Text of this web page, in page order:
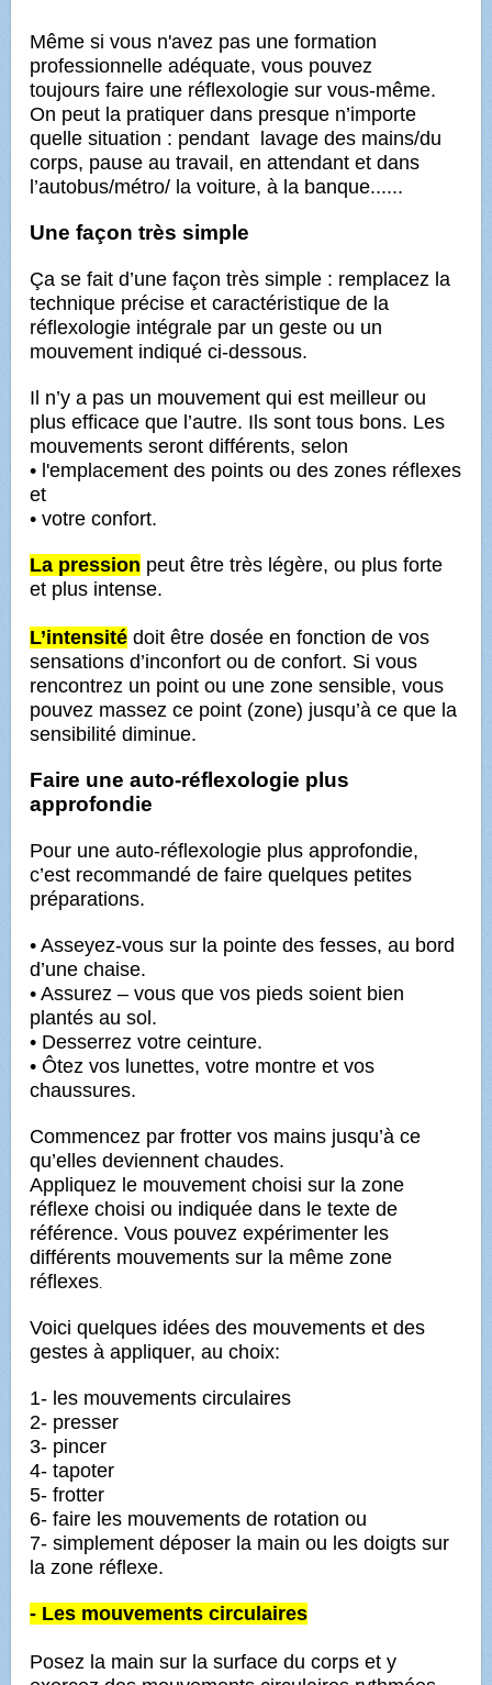
Même si vous n'avez pas une formation
professionnelle adéquate, vous pouvez
toujours faire une réflexologie sur vous-même.
On peut la pratiquer dans presque n’importe
quelle situation : pendant lavage des mains/du
corps, pause au travail, en attendant et dans
l’autobus/métro/ la voiture, à la banque......
Une façon très simple
Ça se fait d’une façon très simple : remplacez la
technique précise et caractéristique de la
réflexologie intégrale par un geste ou un
mouvement indiqué ci-dessous.
Il n’y a pas un mouvement qui est meilleur ou
plus efficace que l’autre. Ils sont tous bons. Les
mouvements seront différents, selon
• l'emplacement des points ou des zones réflexes
et
• votre confort.
La pression peut être très légère, ou plus forte
et plus intense.
L’intensité doit être dosée en fonction de vos
sensations d’inconfort ou de confort. Si vous
rencontrez un point ou une zone sensible, vous
pouvez massez ce point (zone) jusqu’à ce que la
sensibilité diminue.
Faire une auto-réflexologie plus
approfondie
Pour une auto-réflexologie plus approfondie,
c’est recommandé de faire quelques petites
préparations.
• Asseyez-vous sur la pointe des fesses, au bord
d’une chaise.
• Assurez – vous que vos pieds soient bien
plantés au sol.
• Desserrez votre ceinture.
• Ôtez vos lunettes, votre montre et vos
chaussures.
Commencez par frotter vos mains jusqu’à ce
qu’elles deviennent chaudes.
Appliquez le mouvement choisi sur la zone
réflexe choisi ou indiquée dans le texte de
référence.Vous pouvez expérimenter les
différents mouvements sur la même zone
réflexes.
Voici quelques idées des mouvements et des
gestes à appliquer, au choix:
1- les mouvements circulaires
2- presser
3- pincer
4- tapoter
5- frotter
6- faire les mouvements de rotation ou
7- simplement déposer la main ou les doigts sur
la zone réflexe.
- Les mouvements circulaires
Posez la main sur la surface du corps et y